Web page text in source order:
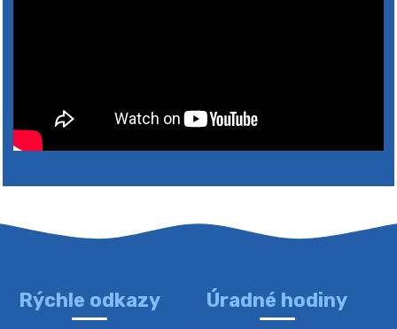
4. augusta 2026 10:05
Zberný dvor-Gyűjtőudvar
bude zberný dvor zatvorený. Értesítjük a lakosokat,
Rýchle odkazy Úradné hodiny